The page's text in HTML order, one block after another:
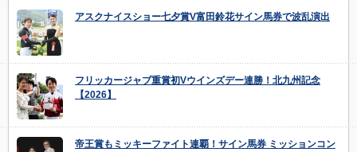
アスクナイスショー七夕賞V富田鈴花サイン馬券で波乱演出
フリッカージャブ重賞初Vウインズデー連勝！北九州記念
【2026】
帝王賞もミッキーファイト連覇！サイン馬券 ミッションコン